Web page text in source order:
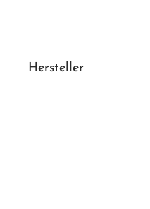
Hersteller